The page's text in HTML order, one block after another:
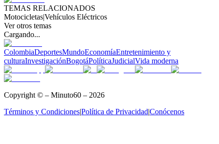
TEMAS RELACIONADOS
Motocicletas|Vehículos Eléctricos
Ver otros temas
Cargando...
ColombiaDeportesMundoEconomíaEntretenimiento y
culturaInvestigaciónBogotáPolíticaJudicialVida moderna
Copyright © – Minuto60 – 2026
Términos y Condiciones|Política de Privacidad|Conócenos